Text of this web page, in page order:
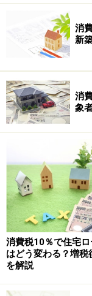
消
新
消
象
消費税10％で住宅
はどう変わる？増税
を解説